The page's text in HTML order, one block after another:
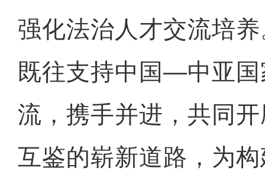
强化法治人才交流培
既往支持中国—中亚
流，携手并进，共同
互鉴的崭新道路，为